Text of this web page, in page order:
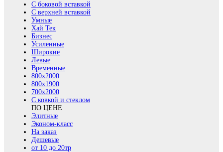
С боковой вставкой
С верхней вставкой
Умные
Хай Тек
Бизнес
Усиленные
Широкие
Левые
Временные
800х2000
800x1900
700x2000
С ковкой и стеклом
ПО ЦЕНЕ
Элитные
Эконом-класс
На заказ
Дешевые
от 10 до 20тр